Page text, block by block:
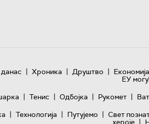
| Хроника | Друштво | Економија
ЕУ
| Тенис | Одбојка | Рукомет |
| Технологијa | Путујемо | Свет
хероје |